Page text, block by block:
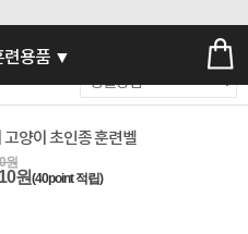
련용품 ▼
양이 초인종 훈련벨
원
원(40point 적립)